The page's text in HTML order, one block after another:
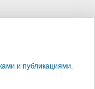
и публикациями.